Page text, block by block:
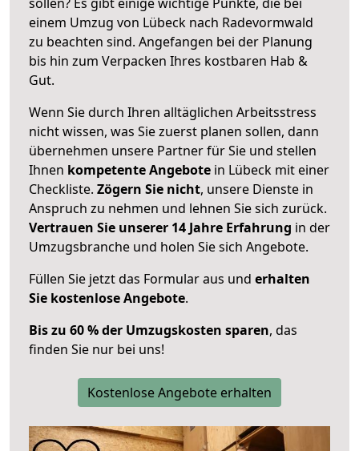
einem Umzug von Lübeck nach Radevormwald
zu beachten sind. Angefangen bei der Planung
bis hin zum Verpacken Ihres kostbaren Hab &
Gut.
Wenn Sie durch Ihren alltäglichen Arbeitsstress
nicht wissen, was Sie zuerst planen sollen, dann
übernehmen unsere Partner für Sie und stellen
Ihnen kompetente Angebote in Lübeck mit einer
Checkliste. Zögern Sie nicht, unsere Dienste in
Anspruch zu nehmen und lehnen Sie sich zurück.
Vertrauen Sie unserer 14 Jahre Erfahrung in der
Umzugsbranche und holen Sie sich Angebote.
Füllen Sie jetzt das Formular aus und erhalten
Sie kostenlose Angebote.
Bis zu 60 % der Umzugskosten sparen, das
finden Sie nur bei uns!
Kostenlose Angebote erhalten